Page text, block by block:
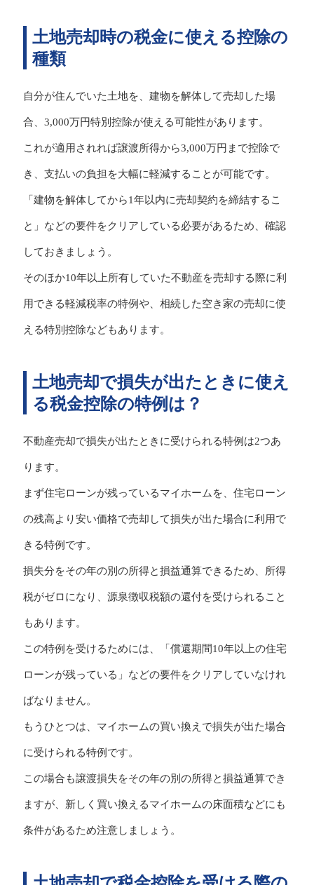
土地売却時の税金に使える控除の
種類
自分が住んでいた土地を、建物を解体して売却した場
合、3,000万円特別控除が使える可能性があります。
これが適用されれば譲渡所得から3,000万円まで控除で
き、支払いの負担を大幅に軽減することが可能です。
「建物を解体してから1年以内に売却契約を締結するこ
と」などの要件をクリアしている必要があるため、確認
しておきましょう。
そのほか10年以上所有していた不動産を売却する際に利
用できる軽減税率の特例や、相続した空き家の売却に使
える特別控除などもあります。
土地売却で損失が出たときに使え
る税金控除の特例は？
不動産売却で損失が出たときに受けられる特例は2つあ
ります。
まず住宅ローンが残っているマイホームを、住宅ローン
の残高より安い価格で売却して損失が出た場合に利用で
きる特例です。
損失分をその年の別の所得と損益通算できるため、所得
税がゼロになり、源泉徴収税額の還付を受けられること
もあります。
この特例を受けるためには、「償還期間10年以上の住宅
ローンが残っている」などの要件をクリアしていなけれ
ばなりません。
もうひとつは、マイホームの買い換えで損失が出た場合
に受けられる特例です。
この場合も譲渡損失をその年の別の所得と損益通算でき
ますが、新しく買い換えるマイホームの床面積などにも
条件があるため注意しましょう。